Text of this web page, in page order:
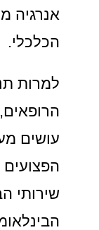
אנרגיה
הכלכלי.
למרות
עושים
שירותי